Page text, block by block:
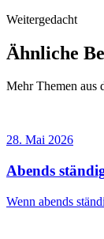
Weitergedacht
Ähnliche
Mehr Themen aus
28. Mai 2026
Abends
Wenn abends